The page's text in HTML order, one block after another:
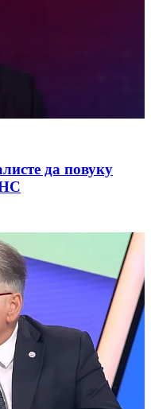
да повуку